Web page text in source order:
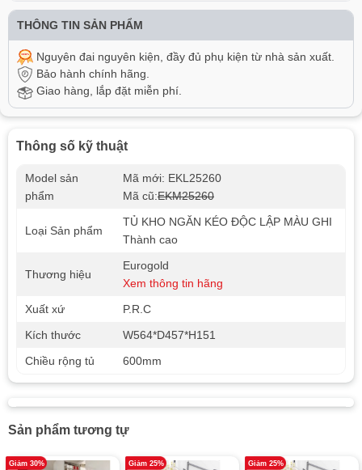
THÔNG TIN SẢN PHẨM
Nguyên đai nguyên kiện, đầy đủ phụ kiện từ nhà sản xuất.
Bảo hành chính hãng.
Giao hàng, lắp đặt miễn phí.
Thông số kỹ thuật
Model sản
phẩm
Mã mới: EKL25260
Mã cũ:EKM25260
Loại Sản phẩm
TỦ KHO NGĂN KÉO ĐỘC LẬP MÀU GHI
Thành cao
Thương hiệu
Eurogold
Xem thông tin hãng
Xuất xứ
P.R.C
Kích thước
W564*D457*H151
Chiều rộng tủ
600mm
Sản phẩm tương tự
Giảm 30% Giảm 25% Giảm 25%